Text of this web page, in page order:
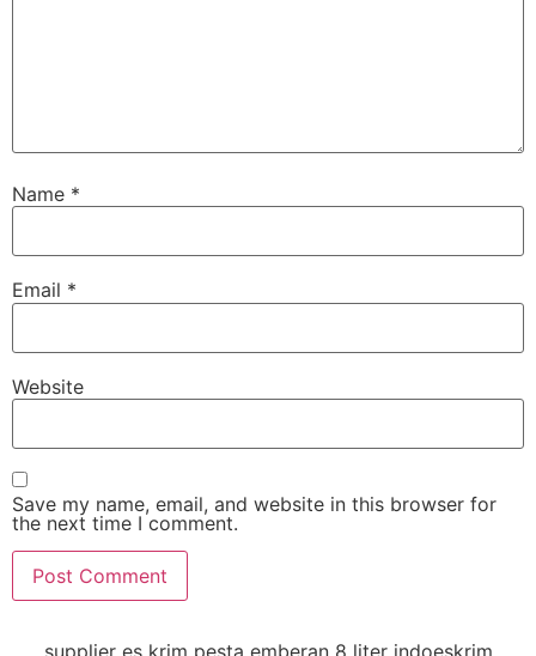
Name *
Email *
Website
Save my name, email, and website in this browser for
the next time I comment.